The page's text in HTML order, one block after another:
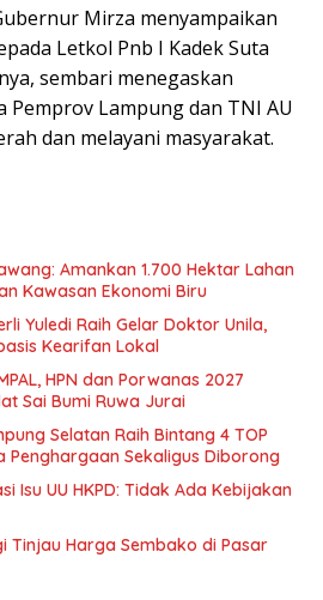
Mirza menyampaikan
Letkol Pnb I Kadek Suta
sembari menegaskan
Pemprov Lampung dan TNI AU
dan melayani masyarakat.
Amankan 1.700 Hektar Lahan
Kawasan Ekonomi Biru
Yuledi Raih Gelar Doktor Unila,
Kearifan Lokal
HPN dan Porwanas 2027
Sai Bumi Ruwa Jurai
Selatan Raih Bintang 4 TOP
Penghargaan Sekaligus Diborong
Isu UU HKPD: Tidak Ada Kebijakan
Tinjau Harga Sembako di Pasar